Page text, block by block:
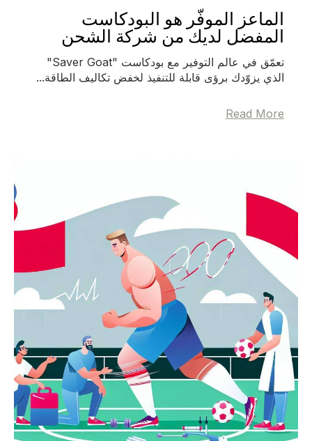
الماعز الموفّر هو البودكاست
المفضل لديك من شركة الشحن
تعمّق في عالم التوفير مع بودكاست "Saver Goat"
الذي يزوّدك برؤى قابلة للتنفيذ لخفض تكاليف الطاقة...
Read More